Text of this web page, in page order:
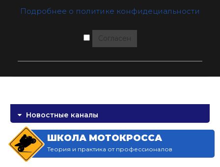
Подробнее о политике конфидециальности
Согласен
Новостные каналы
ШКОЛА МОТОКРОССА
Теория и практика от профессионалов